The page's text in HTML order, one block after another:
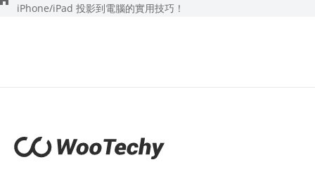
iPhone/iPad 投影到電腦​的實用技巧！